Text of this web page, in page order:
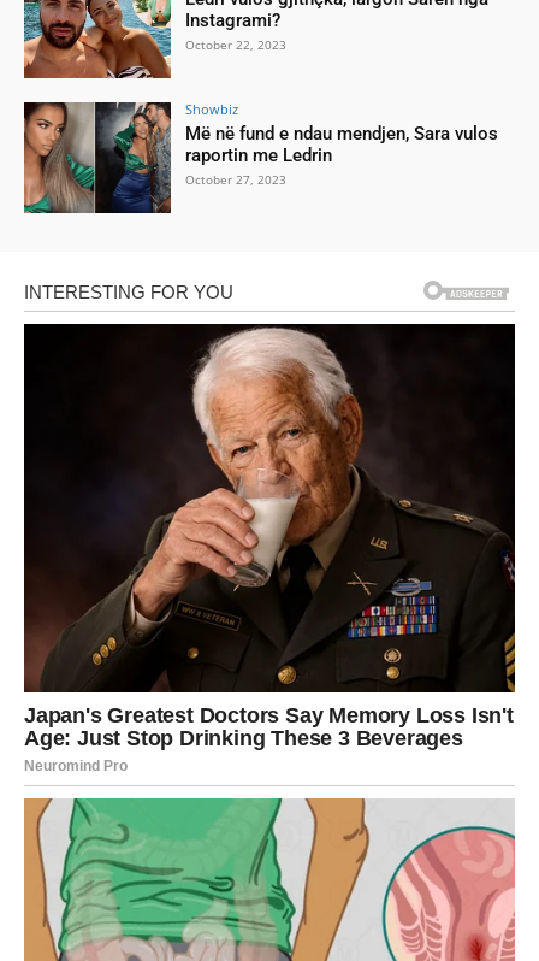
Instagrami?
October 22, 2023
Showbiz
Më në fund e ndau mendjen, Sara vulos
raportin me Ledrin
October 27, 2023